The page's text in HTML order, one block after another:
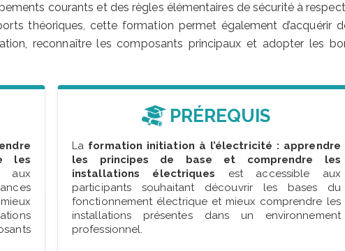
courants et des règles élémentaires de sécurité à
théoriques, cette formation permet également d’acquérir
reconnaître les composants principaux et adopter les
les
aux
PRÉREQUIS
La formation initiation à l’électricité : apprendre
les principes de base et comprendre les
installations électriques est accessible aux
participants souhaitant découvrir les bases du
fonctionnement électrique et mieux comprendre les
installations présentes dans un environnement
professionnel.